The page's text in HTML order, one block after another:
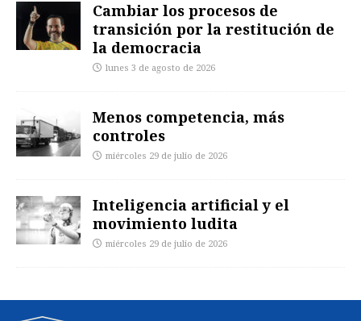
Cambiar los procesos de
transición por la restitución de
la democracia
lunes 3 de agosto de 2026
Menos competencia, más
controles
miércoles 29 de julio de 2026
Inteligencia artificial y el
movimiento ludita
miércoles 29 de julio de 2026